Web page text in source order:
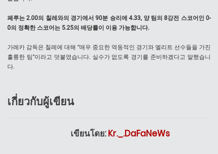
페루는 2.00의 칠레와의 경기에서 90분 승리에 4.33, 양 팀의 8강전 스코어인 0-
0의 정확한 스코어는 5.25의 배당률이 이용 가능합니다.
가레카 감독은 칠레에 대해 “매우 중요한 역동적인 경기와 엘리트 선수들을 가진
훌륭한 팀”이라고 덧붙였습니다. 실수가 없도록 경기를 준비하겠다고 말했습니
다.
เกี่ยวกับผู้เขียน
เขียนโดย:Kr._.DaFaNeWs